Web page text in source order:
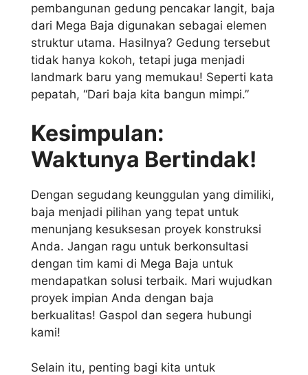
pembangunan gedung pencakar langit, baja
dari Mega Baja digunakan sebagai elemen
struktur utama. Hasilnya? Gedung tersebut
tidak hanya kokoh, tetapi juga menjadi
landmark baru yang memukau! Seperti kata
pepatah, “Dari baja kita bangun mimpi.”
Kesimpulan:
Waktunya Bertindak!
Dengan segudang keunggulan yang dimiliki,
baja menjadi pilihan yang tepat untuk
menunjang kesuksesan proyek konstruksi
Anda. Jangan ragu untuk berkonsultasi
dengan tim kami di Mega Baja untuk
mendapatkan solusi terbaik. Mari wujudkan
proyek impian Anda dengan baja
berkualitas! Gaspol dan segera hubungi
kami!
Selain itu, penting bagi kita untuk